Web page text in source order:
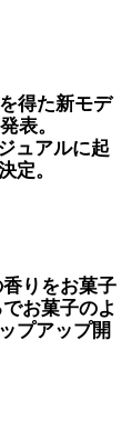
得た新モデ
表。
ュアルに起
定。
香りをお菓子
お菓子のよ
プアップ開